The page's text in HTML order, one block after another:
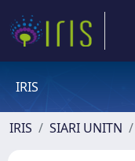
IRIS
IRIS SIARI UNITN